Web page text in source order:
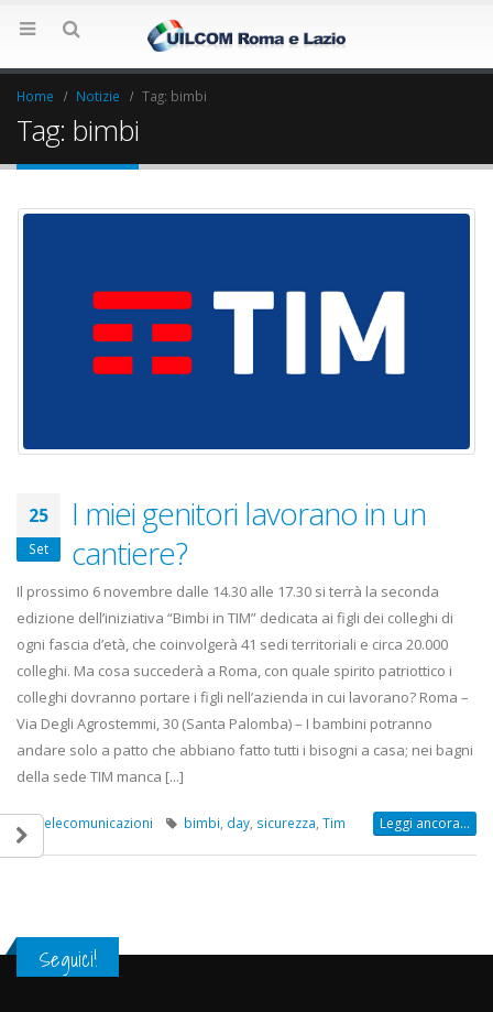
Home Notizie Tag: bimbi
Tag: bimbi
25
Set
I miei genitori lavorano in un
cantiere?
Il prossimo 6 novembre dalle 14.30 alle 17.30 si terrà la seconda
edizione dell’iniziativa “Bimbi in TIM” dedicata ai figli dei colleghi di
ogni fascia d’età, che coinvolgerà 41 sedi territoriali e circa 20.000
colleghi. Ma cosa succederà a Roma, con quale spirito patriottico i
colleghi dovranno portare i figli nell’azienda in cui lavorano? Roma –
Via Degli Agrostemmi, 30 (Santa Palomba) – I bambini potranno
andare solo a patto che abbiano fatto tutti i bisogni a casa; nei bagni
della sede TIM manca [...]
Telecomunicazioni bimbi day sicurezza ,Tim Leggi ancora...
Seguici!
Elezioni RSU La7
Elezioni RSU Mediaset
16 Giugno 2022
Convenzione Armonia
Centro Estetico
20 Gennaio 2022
Elezioni RSU
13 Ottobre 2022
Telecom:
lo scorporo
21 Giugno 2022